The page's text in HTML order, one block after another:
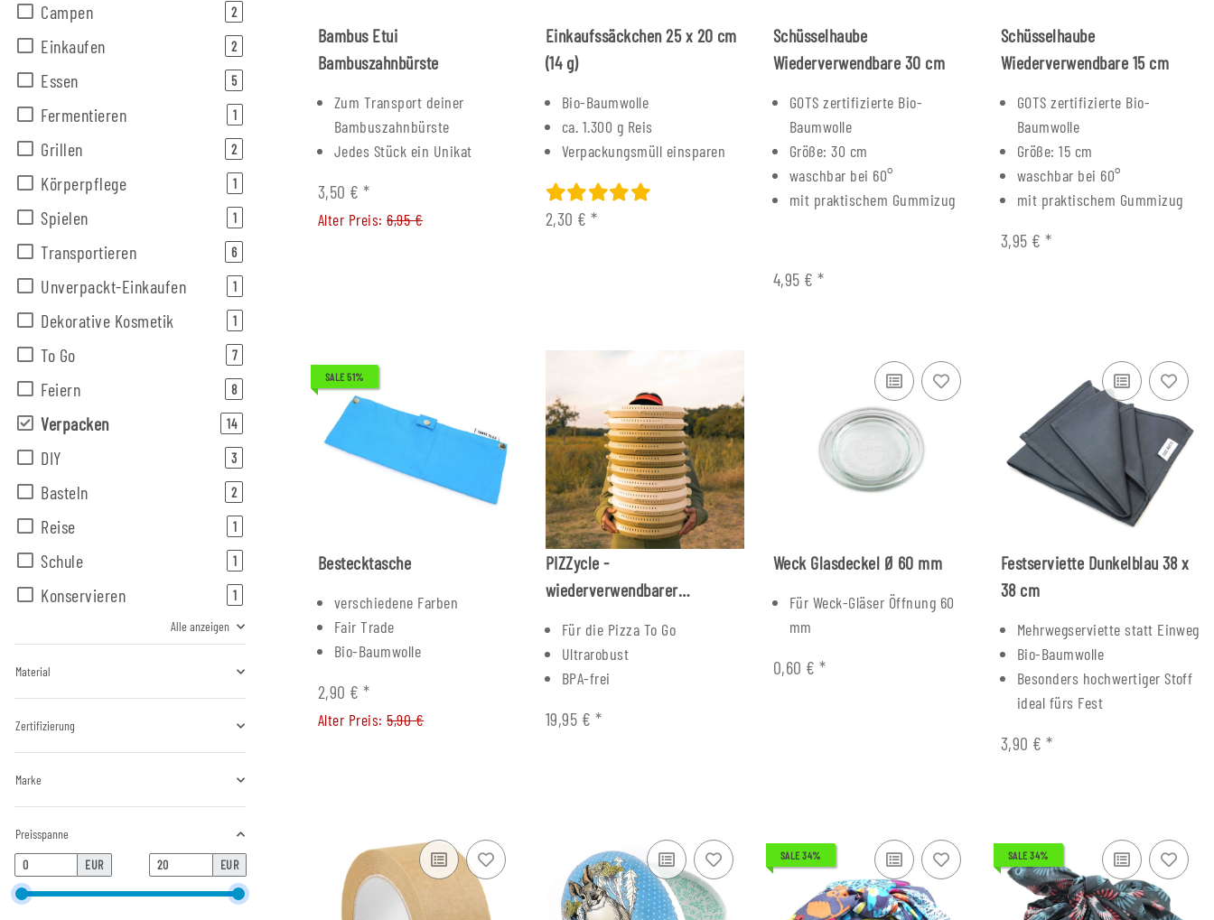
Bambus Etui
Bambuszahnbürste
Zum Transport deiner
Bambuszahnbürste
Jedes Stück ein Unikat
3,50 €*
Alter Preis:6,95 €
Einkaufssäckchen 25 x 20 cm
(14 g)
Bio-Baumwolle
ca. 1.300 g Reis
Verpackungsmüll einsparen
2,30 €*
Schüsselhaube
Wiederverwendbare 30 cm
GOTS zertifizierte Bio-
Baumwolle
Größe: 30 cm
waschbar bei 60°
mit praktischem Gummizug
4,95 €*
Schüsselhaube
Wiederverwendbare 15 cm
GOTS zertifizierte Bio-
Baumwolle
Größe: 15 cm
waschbar bei 60°
mit praktischem Gummizug
3,95 €*
SALE 51%
Bestecktasche
verschiedene Farben
Fair Trade
Bio-Baumwolle
2,90 €*
Alter Preis:5,90 €
PIZZycle -
wiederverwendbarer
Für die Pizza To Go
Ultrarobust
BPA-frei
19,95 € *
Weck Glasdeckel Ø 60 mm
Für Weck-Gläser Öffnung 60
mm
0,60 €*
Festserviette Dunkelblau 38 x
38 cm
Mehrwegserviette statt Einweg
Bio-Baumwolle
Besonders hochwertiger Stoff
ideal fürs Fest
3,90 €*
SALE 34% SALE 34%
Campen 2Artikel gefunden
Einkaufen 2Artikel gefunden
Essen 5Artikel gefunden
Fermentieren 1Artikel gefunden
Grillen 2Artikel gefunden
Körperpflege 1Artikel gefunden
Spielen 1Artikel gefunden
Transportieren 6Artikel gefunden
Unverpackt-Einkaufen 1Artikel gefunden
Dekorative Kosmetik 1Artikel gefunden
To Go 7Artikel gefunden
Feiern 8Artikel gefunden
Verpacken 14Artikel gefunden
DIY 3Artikel gefunden
Basteln 2Artikel gefunden
Reise 1Artikel gefunden
Schule 1Artikel gefunden
Konservieren 1Artikel gefunden
Alle anzeigen
Material
Zertifizierung
Marke
Preisspanne
EUR EUR